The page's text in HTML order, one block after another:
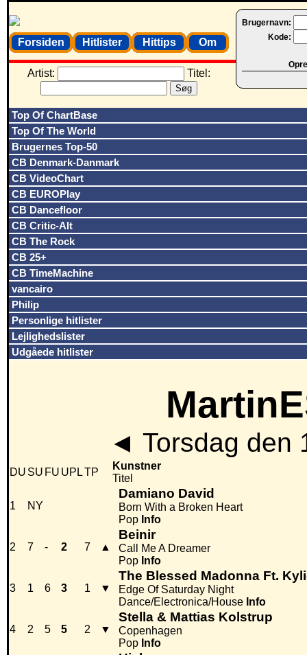
Brugernavn:
Kode:
Forsiden Hitlister Hittips Om
Artist: Titel:
Top Of ChartBase
Top Of The World
Brugernes Top-50
CB Denmark-Danmark
CB VideoChart
CB EUROPlay
CB Dancefloor
CB Critic-Alt
CB The Rock
CB 25+
CB TimeMachine
vancairo
Philip
Personlige hitlister
Lejlighedslister
Udgåede hitlister
◄ Torsdag den
DU SU FU UPLTP
Kunstner
Titel
1 NY
Damiano David
Born With a Broken Heart
Pop Info
2 7 - 2 7 ▲
Beinir
Call Me A Dreamer
Pop Info
3 1 6 3 1 ▼
The Blessed Madonna Ft.
Edge Of Saturday Night
Dance/Electronica/House Info
4 2 5 5 2 ▼
Stella & Mattias Kolstrup
Copenhagen
Pop Info